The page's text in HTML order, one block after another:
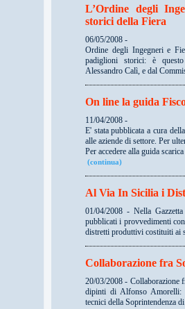
L’Ordine degli
storici della Fiera
06/05/2008 -
Ordine degli Ingegneri e
padiglioni storici: è questo
Alessandro Calì, e dal
On line la guida
11/04/2008 -
E' stata pubblicata a cura
alle aziende di settore. Per
Per accedere alla guida
(continua)
Al Via In Sicilia i
01/04/2008 - Nella
pubblicati i provvedimenti
distretti produttivi costituiti ai
Collaborazione fra
20/03/2008 - Collaborazione
dipinti di Alfonso Amorelli:
tecnici della Soprintendenza